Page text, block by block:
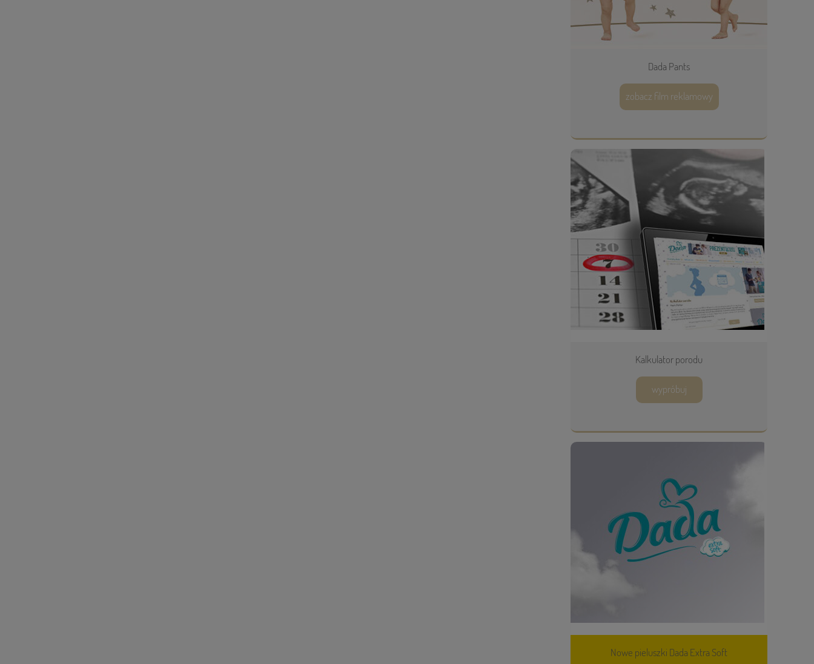
Dada Pants
zobacz film reklamowy
Kalkulator porodu
wypróbuj
Nowe pieluszki Dada Extra Soft